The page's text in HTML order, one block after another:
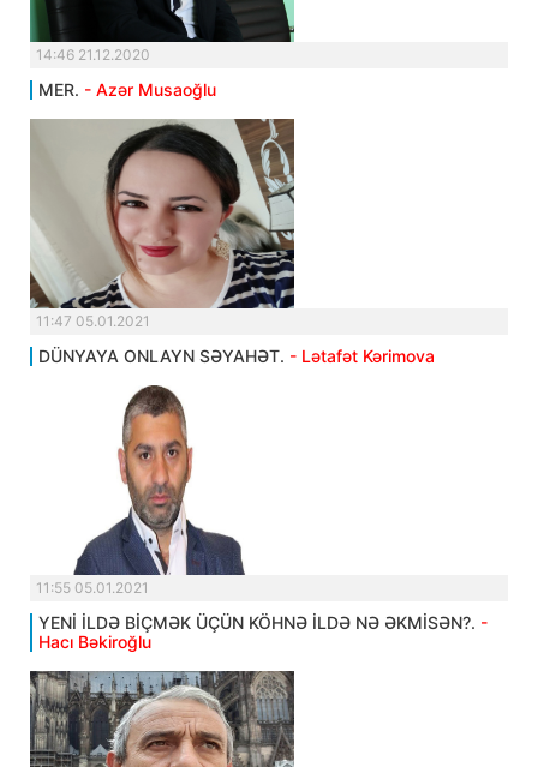
14:46 21.12.2020
MER. - Azər Musaoğlu
11:47 05.01.2021
DÜNYAYA ONLAYN SƏYAHƏT. - Lətafət Kərimova
11:55 05.01.2021
YENİ İLDƏ BİÇMƏK ÜÇÜN KÖHNƏ İLDƏ NƏ ƏKMİSƏN?. -
Hacı Bəkiroğlu